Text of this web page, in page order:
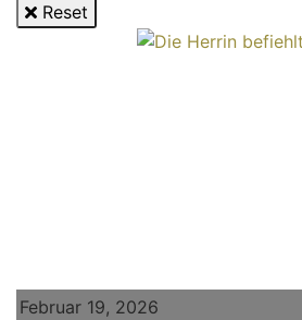
Reset
Februar 19, 2026